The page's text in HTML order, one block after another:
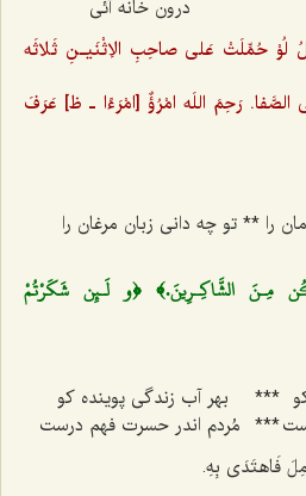
درون خانه آئی
لُوْ حُمِّلَتْ عَلی صاحِبِ الاِثْنَیـنِ ثَلاثَه
رَحِمَ‌ اللَه امْرُؤٌ [امْرَءً‌ا ـ ظ] عَرَفَ
را ** تو چه دانی زبان مرغان را
مِـنَ الشَّاكِـرِينَ‌.﴾ ﴿و لَـئِن شَكَرْتُمْ
***
بهر آب زندگی پوینده كو
*** مُردم اندر حسرت فهم درست
فَاهتَدَی بِهِ.